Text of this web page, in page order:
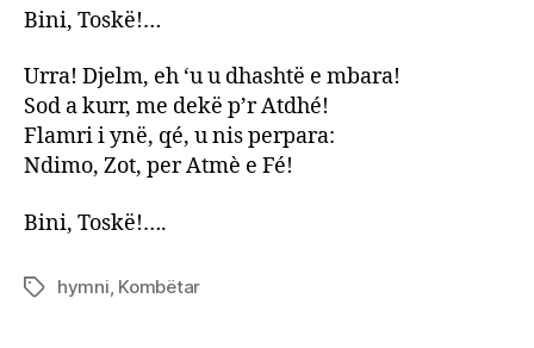
Bini, Toskë!…
Urra! Djelm, eh ‘u u dhashtë e mbara!
Sod a kurr, me dekë p’r Atdhé!
Flamri i ynë, qé, u nis perpara:
Ndimo, Zot, per Atmè e Fé!
Bini, Toskë!….
Tagshymni Kombëtar